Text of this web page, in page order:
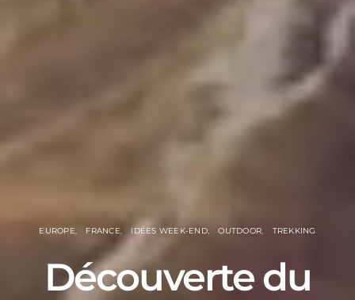
EUROPE FRANCE IDÉES WEEK-END OUTDOOR TREKKING
Découverte du